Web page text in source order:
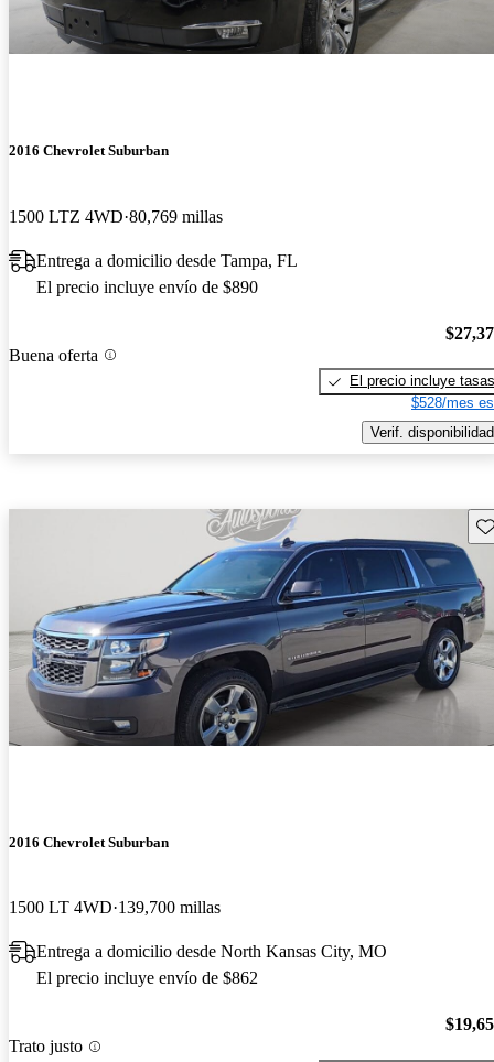
2016 Chevrolet Suburban
1500 LTZ 4WD 80,769 millas
Entrega a domicilio desde Tampa, FL
El precio incluye envío de $890
Buena oferta
El precio incluye tasas
$528/mes
Verif. disponibilidad
2016 Chevrolet Suburban
1500 LT 4WD 139,700 millas
Entrega a domicilio desde North Kansas City, MO
El precio incluye envío de $862
Trato justo